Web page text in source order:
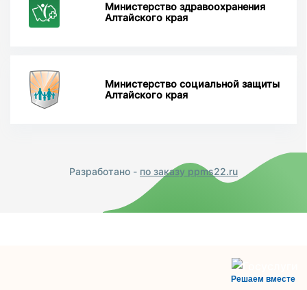
Министерство здравоохранения
Алтайского края
Министерство социальной защиты
Алтайского края
Разработано - по заказу ppms22.ru
Решаем вместе